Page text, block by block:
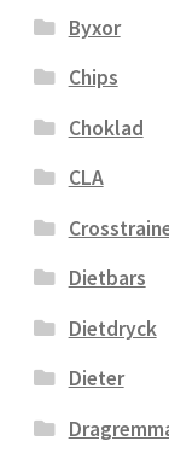
Byxor
Chips
Choklad
CLA
Dietbars
Dietdryck
Dieter